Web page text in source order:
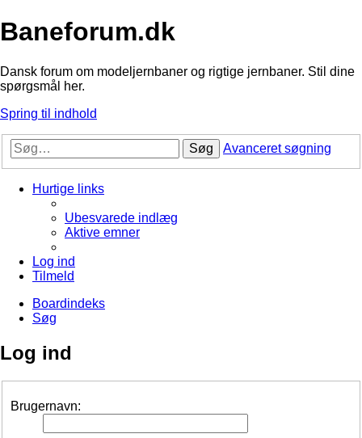
Baneforum.dk
Dansk forum om modeljernbaner og rigtige jernbaner. Stil dine
spørgsmål her.
Spring til indhold
Søg Avanceret søgning
Hurtige links
Ubesvarede indlæg
Aktive emner
Log ind
Tilmeld
Boardindeks
Søg
Log ind
Brugernavn: